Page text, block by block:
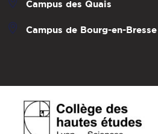
Campus des Quais
Campus de Bourg-en-Bresse